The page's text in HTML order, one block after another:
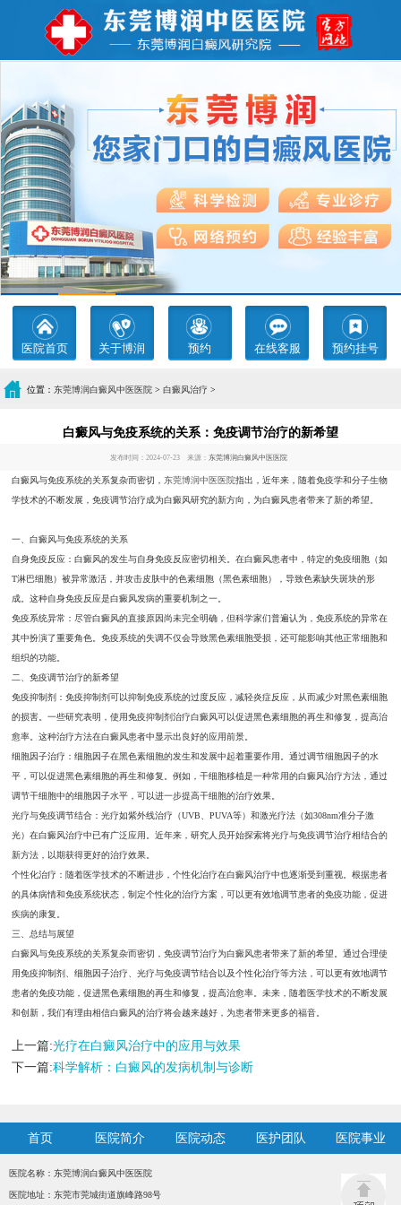
医院首页 关于博润 预约 在线客服 预约挂号
位置： 东莞博润白癜风中医医院 > 白癜风治疗 >
白癜风与免疫系统的关系：免疫调节治疗的新希望
发布时间：2024-07-23 来源： 东莞博润白癜风中医医院
白癜风与免疫系统的关系复杂而密切，东莞博润中医医院指出，近年来，随着免疫学和分子生物
学技术的不断发展，免疫调节治疗成为白癜风研究的新方向，为白癜风患者带来了新的希望。
一、白癜风与免疫系统的关系
自身免疫反应：白癜风的发生与自身免疫反应密切相关。在白癜风患者中，特定的免疫细胞（如
T淋巴细胞）被异常激活，并攻击皮肤中的色素细胞（黑色素细胞），导致色素缺失斑块的形
成。这种自身免疫反应是白癜风发病的重要机制之一。
免疫系统异常：尽管白癜风的直接原因尚未完全明确，但科学家们普遍认为，免疫系统的异常在
其中扮演了重要角色。免疫系统的失调不仅会导致黑色素细胞受损，还可能影响其他正常细胞和
组织的功能。
二、免疫调节治疗的新希望
免疫抑制剂：免疫抑制剂可以抑制免疫系统的过度反应，减轻炎症反应，从而减少对黑色素细胞
的损害。一些研究表明，使用免疫抑制剂治疗白癜风可以促进黑色素细胞的再生和修复，提高治
愈率。这种治疗方法在白癜风患者中显示出良好的应用前景。
细胞因子治疗：细胞因子在黑色素细胞的发生和发展中起着重要作用。通过调节细胞因子的水
平，可以促进黑色素细胞的再生和修复。例如，干细胞移植是一种常用的白癜风治疗方法，通过
调节干细胞中的细胞因子水平，可以进一步提高干细胞的治疗效果。
光疗与免疫调节结合：光疗如紫外线治疗（UVB、PUVA等）和激光疗法（如308nm准分子激
光）在白癜风治疗中已有广泛应用。近年来，研究人员开始探索将光疗与免疫调节治疗相结合的
新方法，以期获得更好的治疗效果。
个性化治疗：随着医学技术的不断进步，个性化治疗在白癜风治疗中也逐渐受到重视。根据患者
的具体病情和免疫系统状态，制定个性化的治疗方案，可以更有效地调节患者的免疫功能，促进
疾病的康复。
三、总结与展望
白癜风与免疫系统的关系复杂而密切，免疫调节治疗为白癜风患者带来了新的希望。通过合理使
用免疫抑制剂、细胞因子治疗、光疗与免疫调节结合以及个性化治疗等方法，可以更有效地调节
患者的免疫功能，促进黑色素细胞的再生和修复，提高治愈率。未来，随着医学技术的不断发展
和创新，我们有理由相信白癜风的治疗将会越来越好，为患者带来更多的福音。
上一篇:光疗在白癜风治疗中的应用与效果
下一篇:科学解析：白癜风的发病机制与诊断
首页 医院简介 医院动态 医护团队 医院事业
医院名称：东莞博润白癜风中医医院
医院地址：东莞市莞城街道旗峰路98号